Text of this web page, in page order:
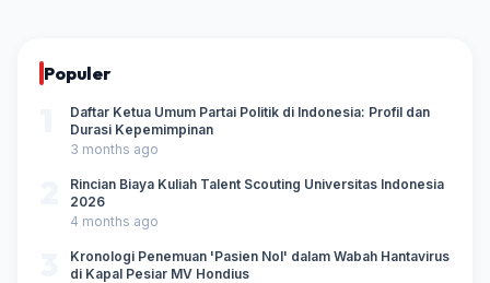
Populer
Daftar Ketua Umum Partai Politik di Indonesia: Profil dan
Durasi Kepemimpinan
3 months ago
Rincian Biaya Kuliah Talent Scouting Universitas Indonesia
2026
4 months ago
Kronologi Penemuan 'Pasien Nol' dalam Wabah Hantavirus
di Kapal Pesiar MV Hondius